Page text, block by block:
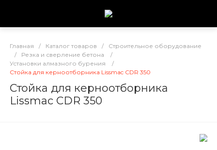
Главная / Каталог товаров /
Строительное оборудование
/
Резка и сверление бетона
/
Установки алмазного бурения
/
Стойка для керноотборника Lissmac CDR 350
Стойка для керноотборника
Lissmac CDR 350